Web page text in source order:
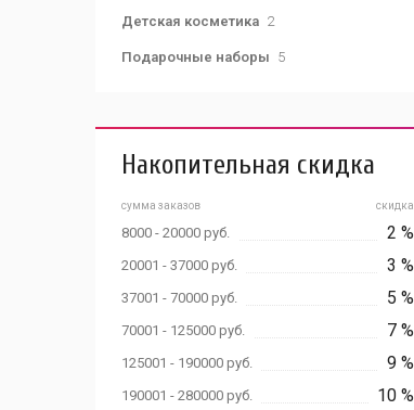
Детская косметика 2
Подарочные наборы 5
Накопительная скидка
скидка
сумма заказов
2 %
8000 - 20000 руб.
3 %
20001 - 37000 руб.
5 %
37001 - 70000 руб.
7 %
70001 - 125000 руб.
9 %
125001 - 190000 руб.
10 %
190001 - 280000 руб.